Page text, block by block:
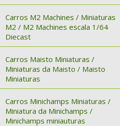
Carros M2 Machines / Miniaturas
M2 / M2 Machines escala 1/64
Diecast
Carros Maisto Miniaturas /
Miniaturas da Maisto / Maisto
Miniaturas
Carros Minichamps Miniaturas /
Miniatura da Minichamps /
Minichamps miniauturas